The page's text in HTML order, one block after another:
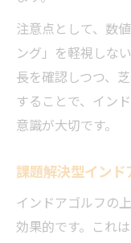
注意点として、数
ング」を軽視しな
長を確認しつつ、
することで、イン
意識が大切です。
課題解決型インド
インドアゴルフの
効果的です。これ